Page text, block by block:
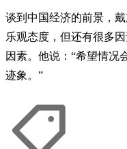
谈到中国经济的前景，
乐观态度，但还有很多
因素。他说：“希望情况
迹象。”